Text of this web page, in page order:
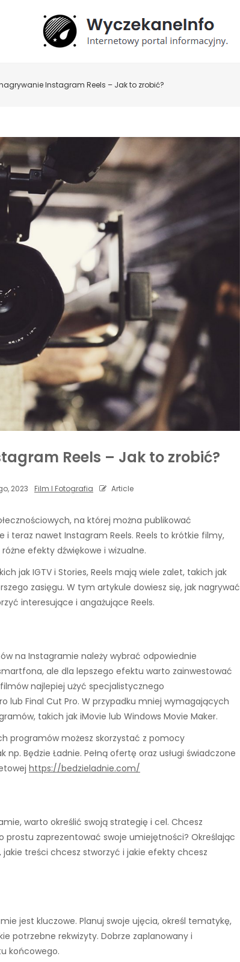
Instagram Reels – Jak to zrobić?
Reels – Jak to zrobić?
2023 Film I Fotografia Article
na której można publikować
teraz nawet Instagram Reels. Reels to krótkie filmy,
efekty dźwiękowe i wizualne.
jak IGTV i Stories, Reels mają wiele zalet, takich jak
zasięgu. W tym artykule dowiesz się, jak nagrywać
interesujące i angażujące Reels.
na Instagramie należy wybrać odpowiednie
ale dla lepszego efektu warto zainwestować
najlepiej użyć specjalistycznego
lub Final Cut Pro. W przypadku mniej wymagających
takich jak iMovie lub Windows Movie Maker.
programów możesz skorzystać z pomocy
Będzie Ładnie. Pełną ofertę oraz usługi świadczone
https://bedzieladnie.com/
warto określić swoją strategię i cel. Chcesz
prostu zaprezentować swoje umiejętności? Określając
treści chcesz stworzyć i jakie efekty chcesz
jest kluczowe. Planuj swoje ujęcia, określ tematykę,
potrzebne rekwizyty. Dobrze zaplanowany i
końcowego.